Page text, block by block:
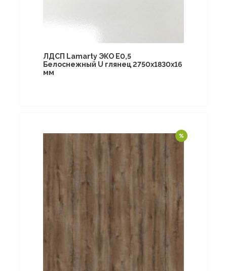
ЛДСП Lamarty ЭКО E0,5
Белоснежный U глянец 2750х1830х16
мм